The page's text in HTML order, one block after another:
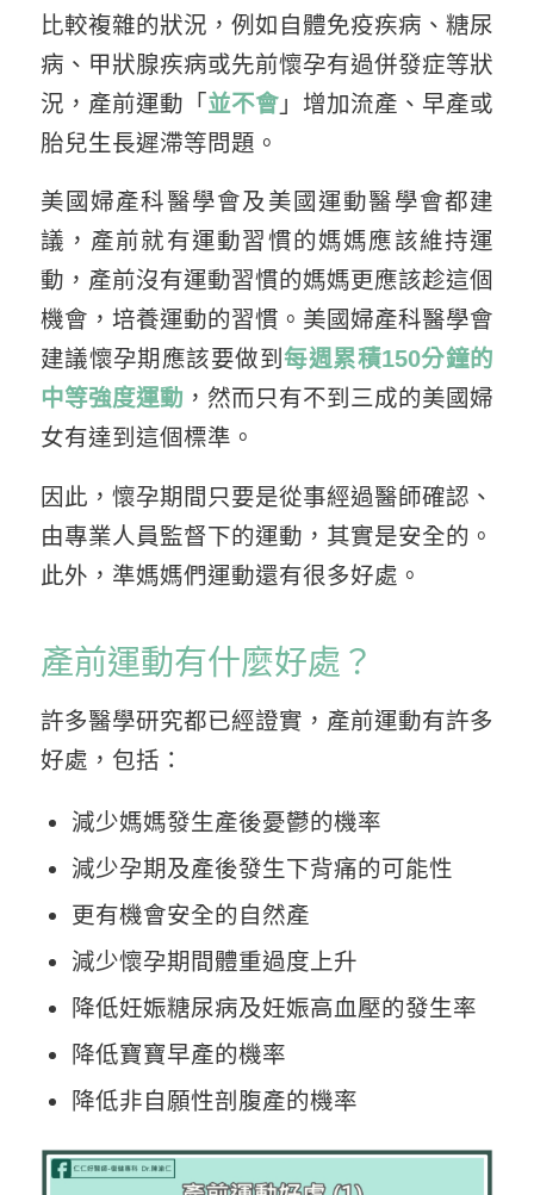
比較複雜的狀況，例如自體免疫疾病、糖尿
病、甲狀腺疾病或先前懷孕有過併發症等狀
況，產前運動「 並不會 」增加流產、早產或
胎兒生長遲滯等問題。
美國婦產科醫學會及美國運動醫學會都建
議，產前就有運動習慣的媽媽應該維持運
動，產前沒有運動習慣的媽媽更應該趁這個
機會，培養運動的習慣。美國婦產科醫學會
建議懷孕期應該要做到每週累積150分鐘的
中等強度運動 ，然而只有不到三成的美國婦
女有達到這個標準。
因此，懷孕期間只要是從事經過醫師確認、
由專業人員監督下的運動，其實是安全的。
此外，準媽媽們運動還有很多好處。
產前運動有什麼好處？
許多醫學研究都已經證實，產前運動有許多
好處，包括：
減少媽媽發生產後憂鬱的機率
減少孕期及產後發生下背痛的可能性
更有機會安全的自然產
減少懷孕期間體重過度上升
降低妊娠糖尿病及妊娠高血壓的發生率
降低寶寶早產的機率
降低非自願性剖腹產的機率